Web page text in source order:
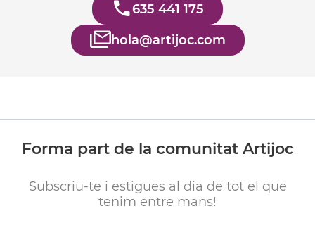
635 441 175
hola@artijoc.com
Forma part de la comunitat Artijoc
Subscriu-te i estigues al dia de tot el que
tenim entre mans!